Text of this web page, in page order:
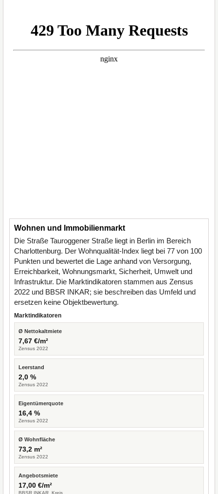
Wohnen und Immobilienmarkt
Die Straße Tauroggener Straße liegt in Berlin im Bereich
Charlottenburg. Der Wohnqualität-Index liegt bei 77 von 100
Punkten und bewertet die Lage anhand von Versorgung,
Erreichbarkeit, Wohnungsmarkt, Sicherheit, Umwelt und
Infrastruktur. Die Marktindikatoren stammen aus Zensus
2022 und BBSR INKAR; sie beschreiben das Umfeld und
ersetzen keine Objektbewertung.
Marktindikatoren
Ø Nettokaltmiete
7,67 €/m²
Zensus 2022
Leerstand
2,0 %
Zensus 2022
Eigentümerquote
16,4 %
Zensus 2022
Ø Wohnfläche
73,2 m²
Zensus 2022
Angebotsmiete
17,00 €/m²
BBSR INKAR, Kreis